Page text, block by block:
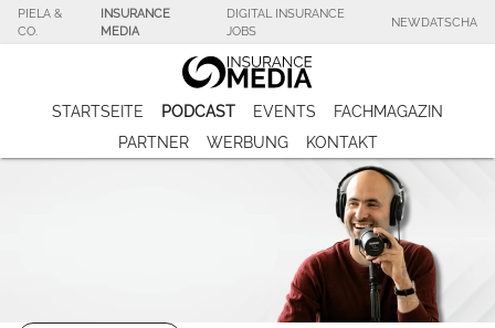
PIELA &
CO.
INSURANCE
MEDIA
DIGITAL INSURANCE
JOBS
NEWDATSCHA
STARTSEITE PODCAST EVENTS
FACHMAGAZIN
PARTNER
WERBUNG KONTAKT